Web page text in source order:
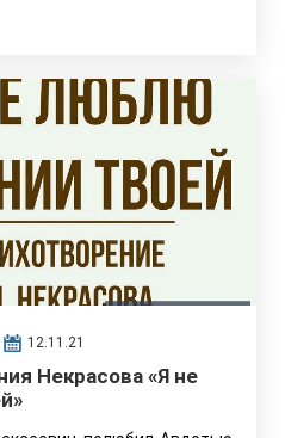
12.11.21
Некрасова «Я не